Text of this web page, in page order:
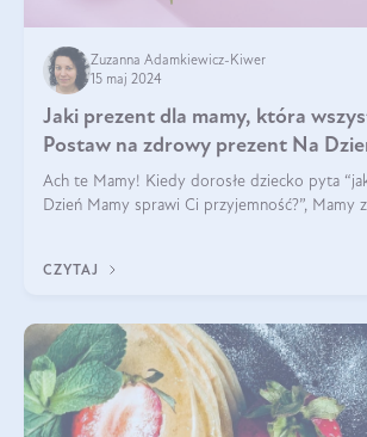
Zuzanna Adamkiewicz-Kiwer
15 maj 2024
Jaki prezent dla mamy, która
Postaw na zdrowy prezent Na
Ach te Mamy! Kiedy dorosłe dziecko pyta
Dzień Mamy sprawi Ci przyjemność?”, Mamy
CZYTAJ